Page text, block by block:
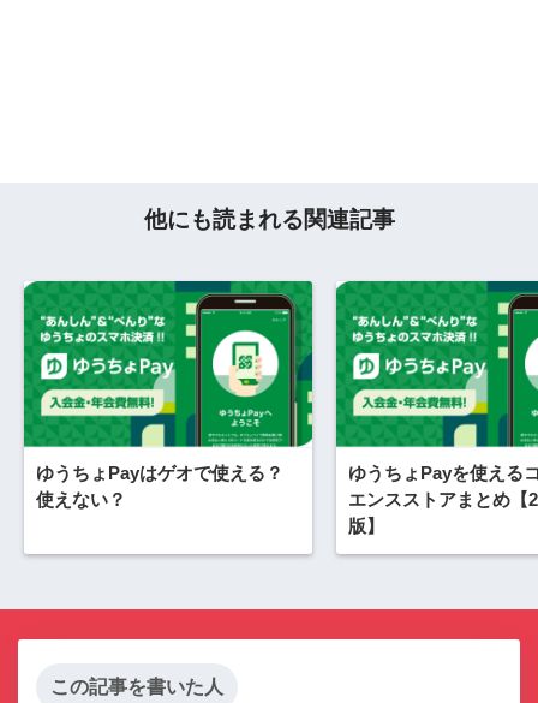
他にも読まれる関連記事
ゆうちょPayはゲオで使える？
使えない？
ゆうちょPayを使える
エンスストアまとめ【
版】
この記事を書いた人